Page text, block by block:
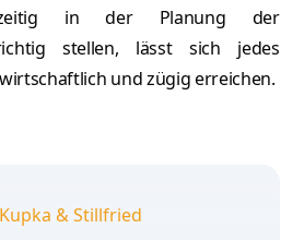
in der Planung der
stellen, lässt sich jedes
und zügig erreichen.
& Stillfried